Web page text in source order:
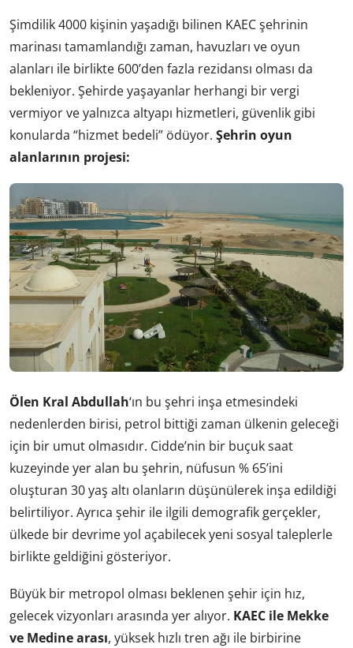
Şimdilik 4000 kişinin yaşadığı bilinen KAEC şehrinin
marinası tamamlandığı zaman, havuzları ve oyun
alanları ile birlikte 600’den fazla rezidansı olması da
bekleniyor. Şehirde yaşayanlar herhangi bir vergi
vermiyor ve yalnızca altyapı hizmetleri, güvenlik gibi
konularda “hizmet bedeli” ödüyor. Şehrin oyun
alanlarının projesi:
Ölen Kral Abdullah‘ın bu şehri inşa etmesindeki
nedenlerden birisi, petrol bittiği zaman ülkenin geleceği
için bir umut olmasıdır. Cidde’nin bir buçuk saat
kuzeyinde yer alan bu şehrin, nüfusun % 65’ini
oluşturan 30 yaş altı olanların düşünülerek inşa edildiği
belirtiliyor. Ayrıca şehir ile ilgili demografik gerçekler,
ülkede bir devrime yol açabilecek yeni sosyal taleplerle
birlikte geldiğini gösteriyor.
Büyük bir metropol olması beklenen şehir için hız,
gelecek vizyonları arasında yer alıyor. KAEC ile Mekke
ve Medine arası, yüksek hızlı tren ağı ile birbirine